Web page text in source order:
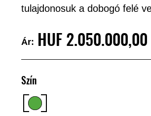
tulajdonosuk a dobogó felé
Ár: HUF‎ 2.050.000,00
Szín